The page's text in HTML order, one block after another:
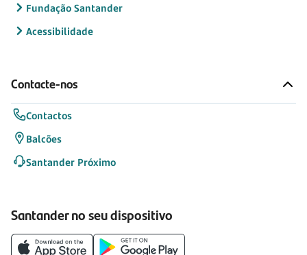
Fundação Santander
Acessibilidade
Contacte-nos
Contactos
Balcões
Santander Próximo
Santander no seu dispositivo